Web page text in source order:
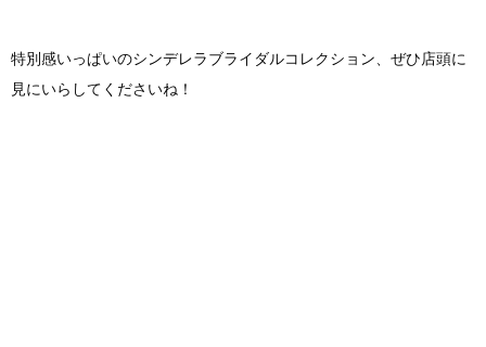
特別感いっぱいのシンデレラブライダルコレクション、ぜひ店頭に
見にいらしてくださいね！